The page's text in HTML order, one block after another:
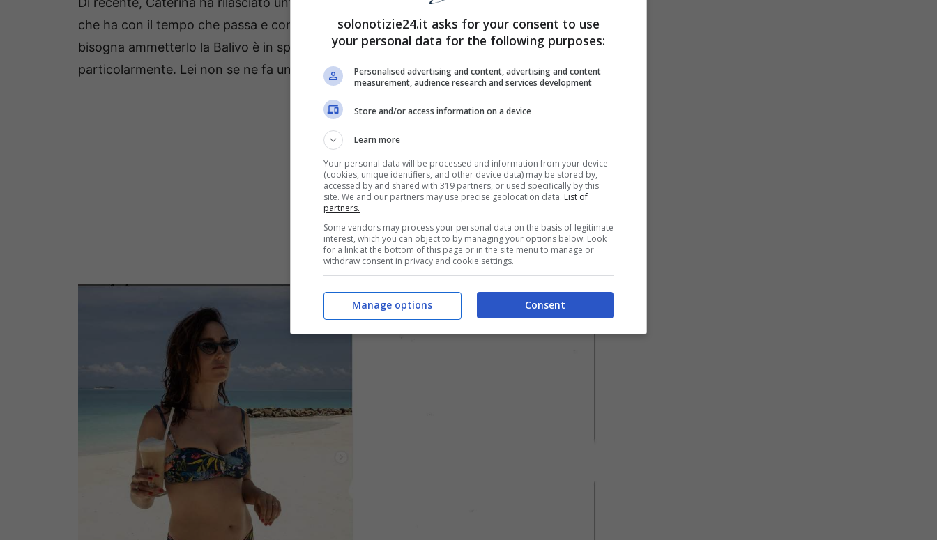
che ha con il tempo che passa e con i chili accumulati durante lagravidanza.In realtà,
bisogna ammetterlo la Balivo è in splendida forma, e qui due o tre chiletti le donano
particolarmente. Lei non se ne fa un cruccio, ma anzi, sorride alla vita entusiasta.
solonotizie24.it asks for your consent to use
your personal data for the following purposes:
Personalised advertising and content, advertising and content
measurement, audience research and services development
Store and/or access information on a device
Learn more
Your personal data will be processed and information from your device
(cookies, unique identifiers, and other device data) may be stored by,
accessed by and shared with 319 partners, or used specifically by this
site. We and our partners may use precise geolocation data. List of
partners.
Some vendors may process your personal data on the basis of legitimate
interest, which you can object to by managing your options below. Look
for a link at the bottom of this page or in the site menu to manage or
withdraw consent in privacy and cookie settings.
Consent
Manage options